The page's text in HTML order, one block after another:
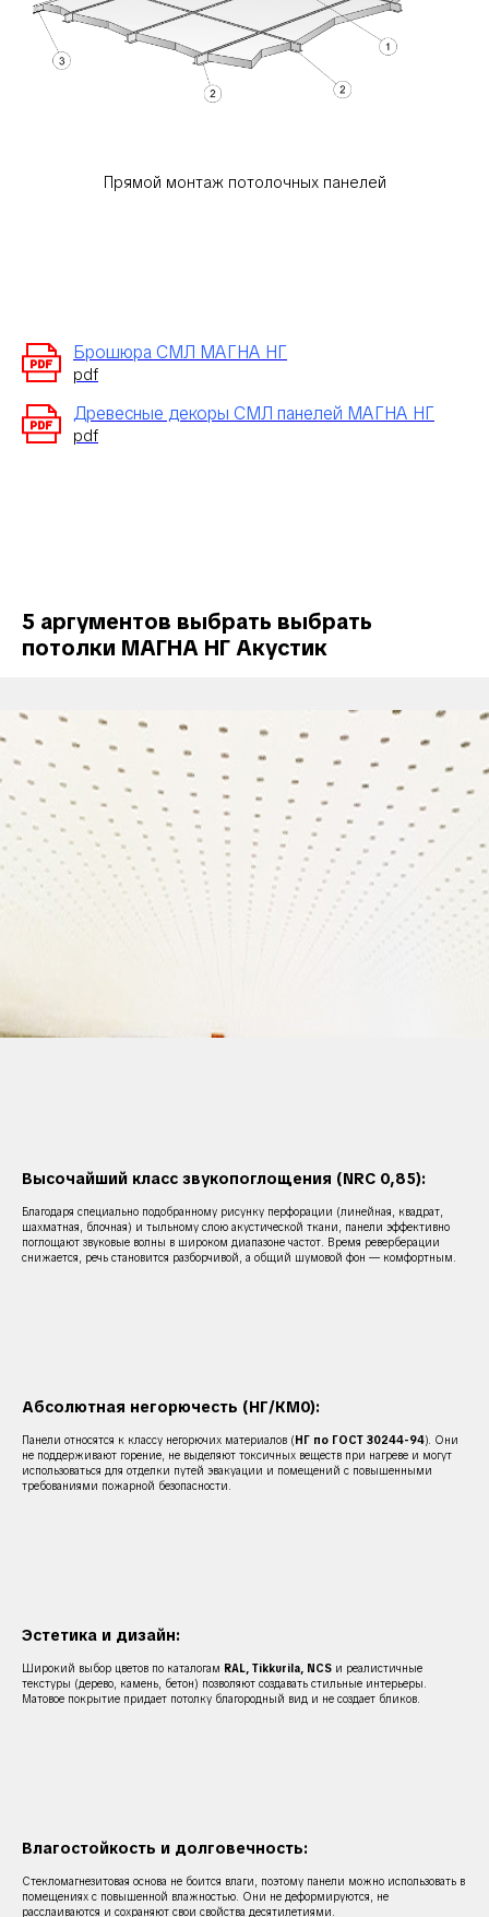
Прямой монтаж потолочных панелей
Брошюра СМЛ МАГНА НГ
pdf
Древесные декоры СМЛ панелей МАГНА НГ
pdf
5 аргументов выбрать выбрать
потолки МАГНА НГ Акустик
Высочайший класс звукопоглощения (NRC 0,85):
Благодаря специально подобранному рисунку перфорации (линейная, квадрат,
шахматная, блочная) и тыльному слою акустической ткани, панели эффективно
поглощают звуковые волны в широком диапазоне частот. Время реверберации
снижается, речь становится разборчивой, а общий шумовой фон — комфортным.
Абсолютная негорючесть (НГ/КМ0):
Панели относятся к классу негорючих материалов ( НГ по ГОСТ 30244-94). Они
не поддерживают горение, не выделяют токсичных веществ при нагреве и могут
использоваться для отделки путей эвакуации и помещений с повышенными
требованиями пожарной безопасности.
Эстетика и дизайн:
Широкий выбор цветов по каталогам RAL, Tikkurila, NCS и реалистичные
текстуры (дерево, камень, бетон) позволяют создавать стильные интерьеры.
Матовое покрытие придает потолку благородный вид и не создает бликов.
Влагостойкость и долговечность:
Стекломагнезитовая основа не боится влаги, поэтому панели можно использовать в
помещениях с повышенной влажностью. Они не деформируются, не
расслаиваются и сохраняют свои свойства десятилетиями.